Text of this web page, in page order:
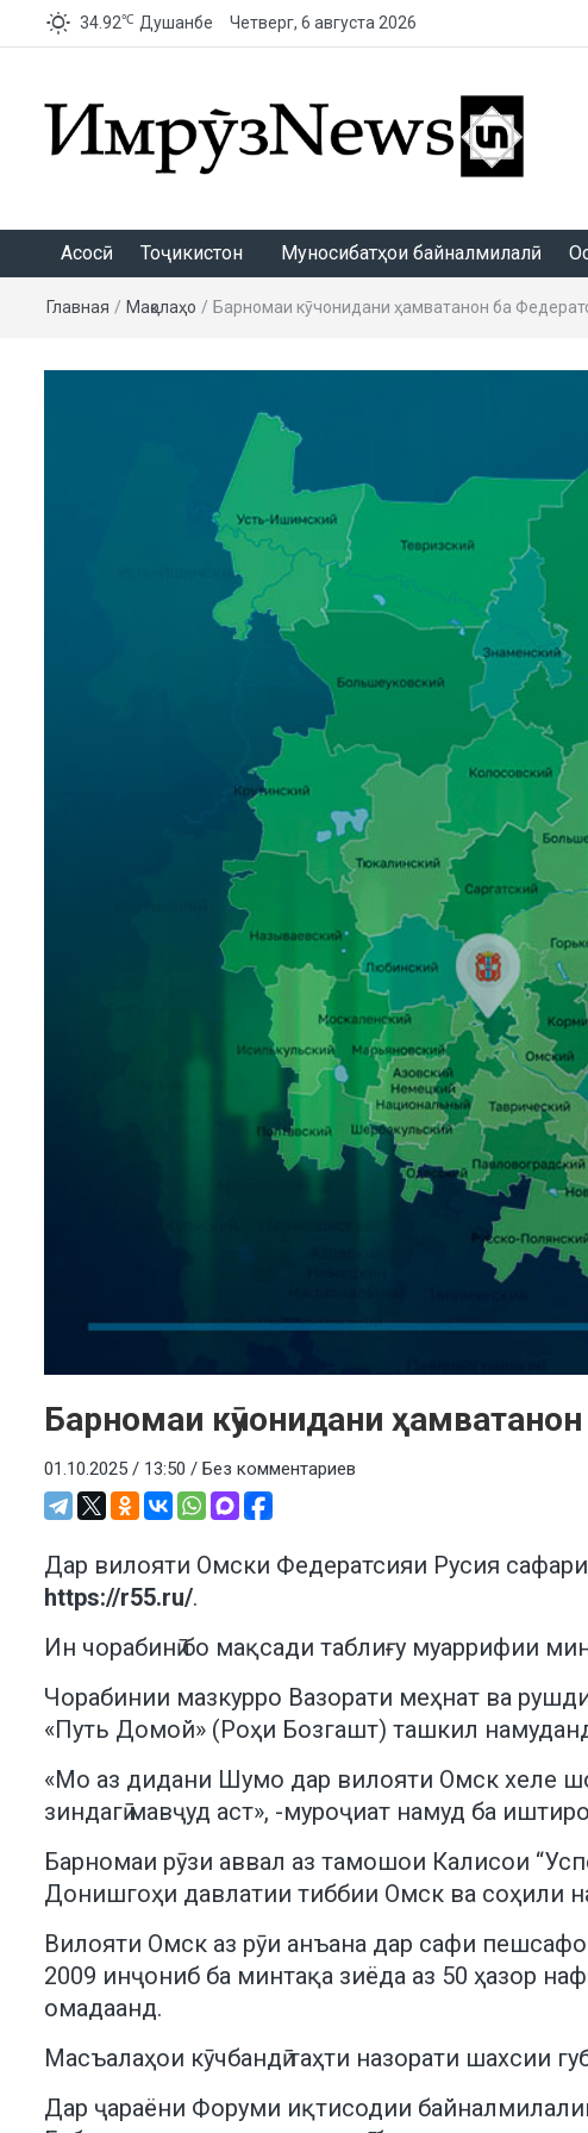
34.92℃ Душанбе Четверг, 6 августа 2026
Асосӣ Тоҷикистон Муносибатҳои байналмилалӣ
Главная / Мақолаҳо / Барномаи кӯчонидани ҳамватанон ба
Барномаи кӯчонидани
01.10.2025 / 13:50 / Без комментариев
Дар вилояти Омски Федератсияи Русия сафари
https://r55.ru/.
Ин чорабинӣ бо мақсади таблиғу муаррифии
Чорабинии мазкурро Вазорати меҳнат ва
«Путь Домой» (Роҳи Бозгашт) ташкил
«Мо аз дидани Шумо дар вилояти Омск хеле
зиндагӣ мавҷуд аст», -муроҷиат намуд ба
Барномаи рӯзи аввал аз тамошои Калисои
Донишгоҳи давлатии тиббии Омск ва соҳили
Вилояти Омск аз рӯи анъана дар сафи
2009 инҷониб ба минтақа зиёда аз 50 ҳазор
омадаанд.
Масъалаҳои кӯчбандӣ таҳти назорати шахсии
Дар ҷараёни Форуми иқтисодии